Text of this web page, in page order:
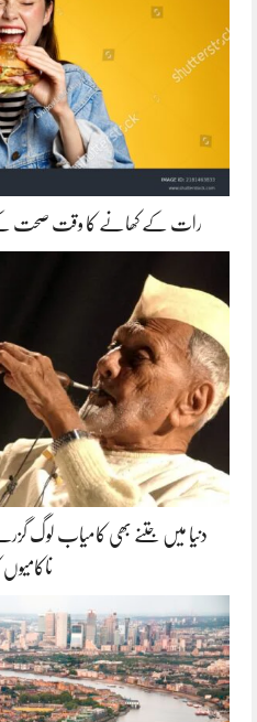
رات کے کھانے کا وقت صحت کے
دنیا میں جتنے بھی کامیاب لوگ